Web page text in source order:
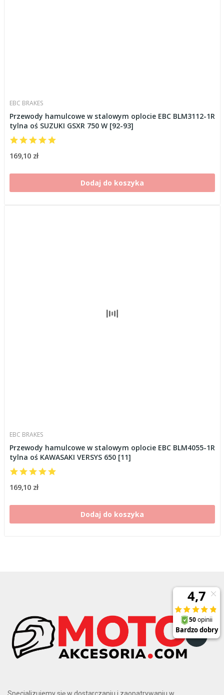
EBC BRAKES
Przewody hamulcowe w stalowym oplocie EBC BLM3112-1R
tylna oś SUZUKI GSXR 750 W [92-93]
169,10 zł
Dodaj do koszyka
EBC BRAKES
Przewody hamulcowe w stalowym oplocie EBC BLM4055-1R
tylna oś KAWASAKI VERSYS 650 [11]
169,10 zł
Dodaj do koszyka